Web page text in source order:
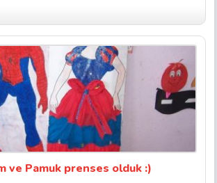
ve Pamuk prenses olduk :)